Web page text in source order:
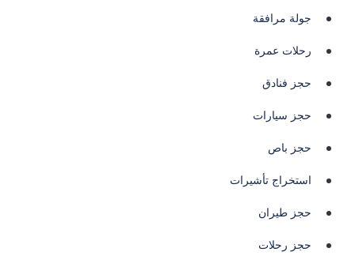
جولة مرافقة
رحلات عمرة
حجز فنادق
حجز سيارات
حجز باص
استخراج تأشيرات
حجز طيران
حجز رحلات